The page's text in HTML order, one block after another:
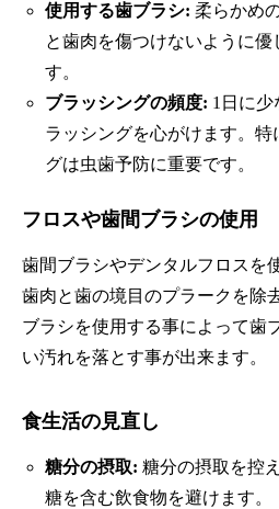
使用する歯ブラシ: 柔らかめ
と歯肉を傷つけないように優
す。
ブラッシングの頻度: 1日に少
ラッシングを心がけます。
グは虫歯予防に重要です。
フロスや歯間ブラシの使用
歯間ブラシやデンタルフロスを
歯肉と歯の境目のプラークを除
ブラシを使用する事によって歯
い汚れを落とす事が出来ます。
食生活の見直し
糖分の摂取: 糖分の摂取を控
糖を含む飲食物を避けます。